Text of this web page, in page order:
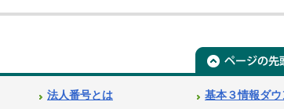
法人番号とは
基本３情報ダウ